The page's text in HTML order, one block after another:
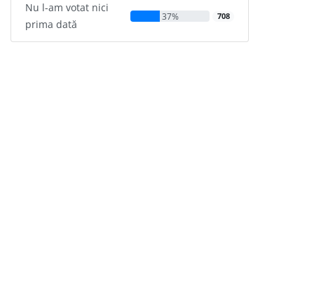
Nu l-am votat nici
prima dată
37% 708